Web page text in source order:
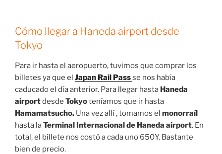
Cómo llegar a Haneda airport desde
Tokyo
Para ir hasta el aeropuerto, tuvimos que comprar los
billetes ya que el Japan Rail Passse nos había
caducado el día anterior. Para llegar hasta Haneda
airportdesde Tokyoteníamos que ir hasta
Hamamatsucho. Una vez allí , tomamos el monorraíl
hasta laTerminal Internacional de Haneda airport. En
total, el billete nos costó a cada uno 650Y. Bastante
bien de precio.